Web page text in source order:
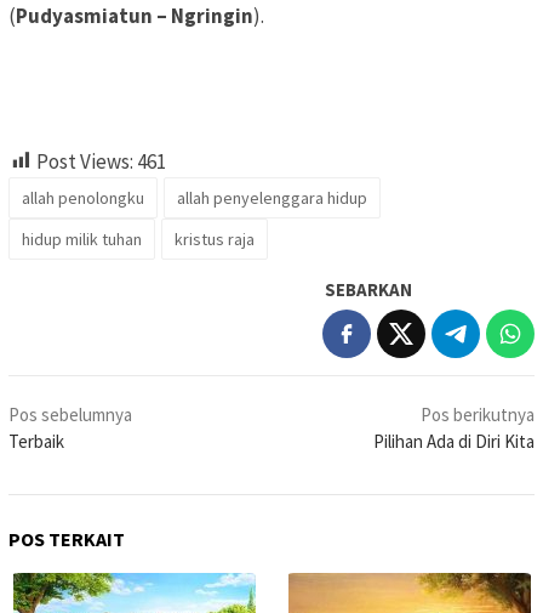
(Pudyasmiatun – Ngringin).
Post Views: 461
allah penolongku
allah penyelenggara hidup
hidup milik tuhan
kristus raja
SEBARKAN
Navigasi
pos
Pos sebelumnya
Terbaik
Pos berikutnya
Pilihan Ada di Diri Kita
POS TERKAIT